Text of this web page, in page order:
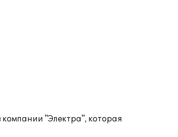
компании "Электра", которая